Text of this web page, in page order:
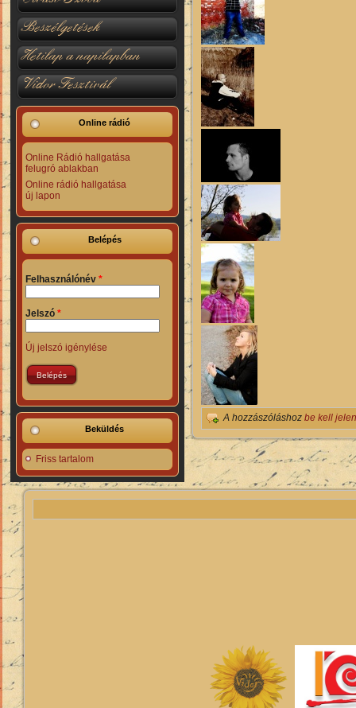
Beszélgetések
Hetilap a napilapban
Vidor Fesztivál
Online rádió
Online Rádió hallgatása
felugró ablakban
Online rádió hallgatása
új lapon
Belépés
Felhasználónév *
Jelszó *
Új jelszó igénylése
Beküldés
Friss tartalom
A hozzászóláshoz be kell